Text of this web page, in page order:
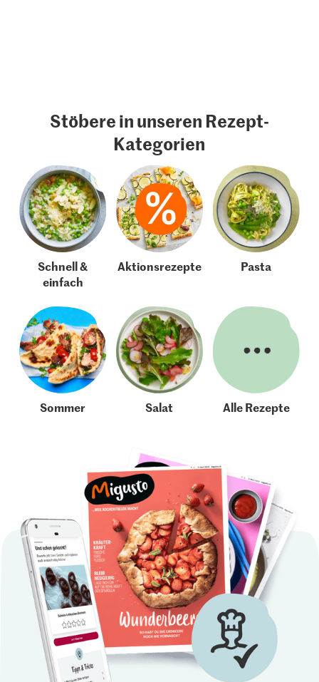
Stöbere in unseren Rezept-
Kategorien
Schnell &
einfach
Aktionsrezepte Pasta
Sommer Salat Alle Rezepte